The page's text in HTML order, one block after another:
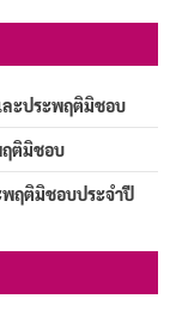
ละประพฤติมิชอบ
ฤติมิชอบ
พฤติมิชอบประจำปี